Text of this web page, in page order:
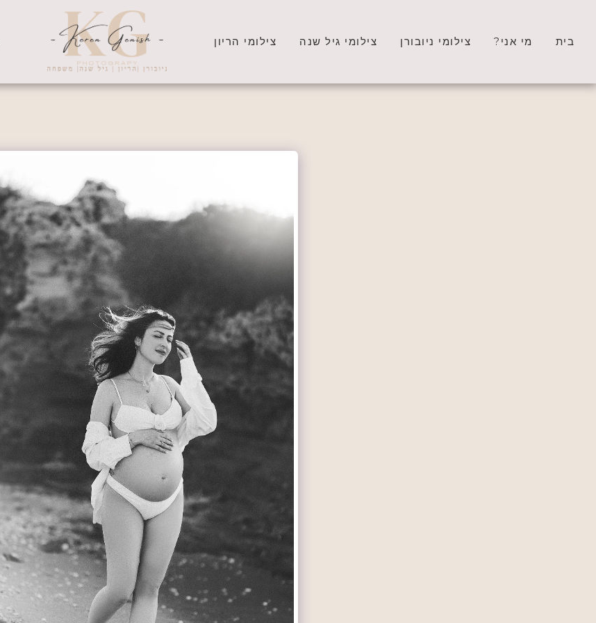
בית מי אני? צילומי ניובורן צילומי גיל שנה צילומי הריון